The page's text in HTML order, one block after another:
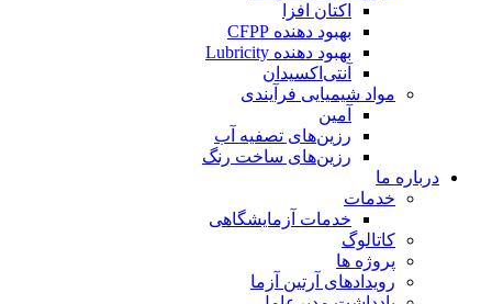
اکتان افزا
بهبود دهنده CFPP
بهبود دهنده Lubricity
آنتی‌اکسیدان
مواد شیمیایی فرآیندی
آمین
رزین‌های تصفیه آب
رزین‌های ساخت رنگ
درباره ما
خدمات
خدمات آزمایشگاهی
کاتالوگ
پروژه ها
رویدادهای آرتین آزما